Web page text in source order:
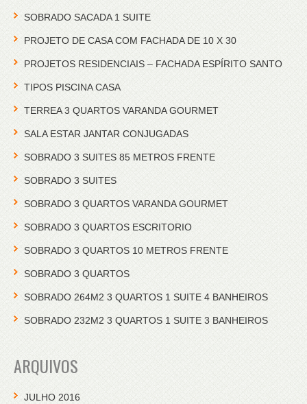
SOBRADO SACADA 1 SUITE
PROJETO DE CASA COM FACHADA DE 10 X 30
PROJETOS RESIDENCIAIS – FACHADA ESPÍRITO SANTO
TIPOS PISCINA CASA
TERREA 3 QUARTOS VARANDA GOURMET
SALA ESTAR JANTAR CONJUGADAS
SOBRADO 3 SUITES 85 METROS FRENTE
SOBRADO 3 SUITES
SOBRADO 3 QUARTOS VARANDA GOURMET
SOBRADO 3 QUARTOS ESCRITORIO
SOBRADO 3 QUARTOS 10 METROS FRENTE
SOBRADO 3 QUARTOS
SOBRADO 264M2 3 QUARTOS 1 SUITE 4 BANHEIROS
SOBRADO 232M2 3 QUARTOS 1 SUITE 3 BANHEIROS
ARQUIVOS
JULHO 2016